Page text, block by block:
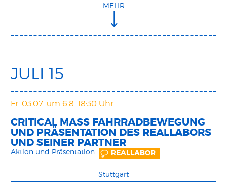
MEHR
JULI 15
Fr. 03.07. um 6.8. 18:30 Uhr
CRITICAL MASS FAHRRADBEWEGUNG
UND PRÄSENTATION DES REALLABORS
UND SEINER PARTNER
Aktion und Präsentation REALLABOR
Stuttgart